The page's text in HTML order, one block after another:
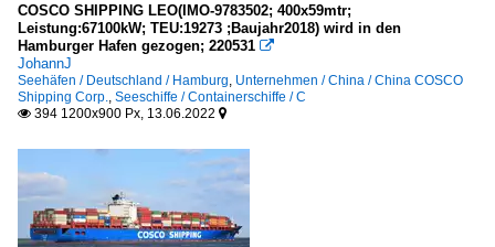
COSCO SHIPPING LEO(IMO-9783502; 400x59mtr;
Leistung:67100kW; TEU:19273 ;Baujahr2018) wird in den
Hamburger Hafen gezogen; 220531 
JohannJ
Seehäfen / Deutschland / Hamburg Unternehmen / China / China COSCO
Shipping Corp.
Seeschiffe / Containerschiffe / C
 394 1200x900 Px, 13.06.2022 